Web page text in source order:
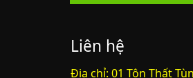
Liên hệ
Địa chỉ: 01 Tôn Thất